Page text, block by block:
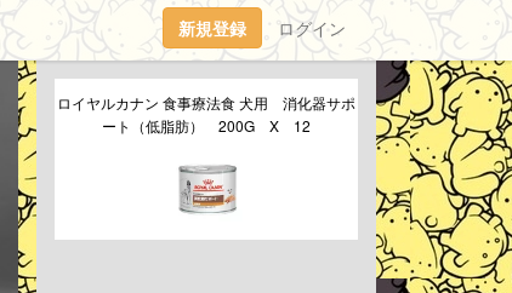
新規登録 ログイン
ロイヤルカナン 食事療法食 犬用　消化器サポ
ート（低脂肪）　200G　X　12